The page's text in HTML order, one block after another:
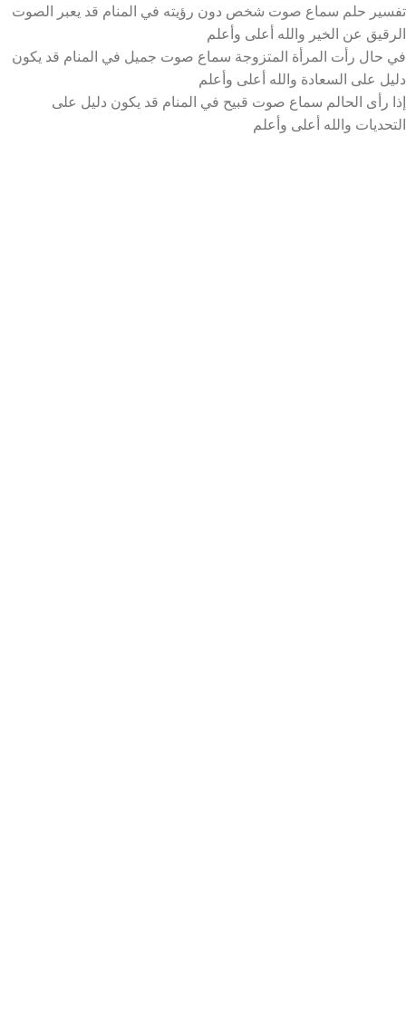
تفسير حلم سماع صوت شخص دون رؤيته في المنام قد يعبر الصوت
الرقيق عن الخير والله أعلى وأعلم
في حال رأت المرأة المتزوجة سماع صوت جميل في المنام قد يكون
دليل على السعادة والله أعلى وأعلم
إذا رأى الحالم سماع صوت قبيح في المنام قد يكون دليل على
التحديات والله أعلى وأعلم